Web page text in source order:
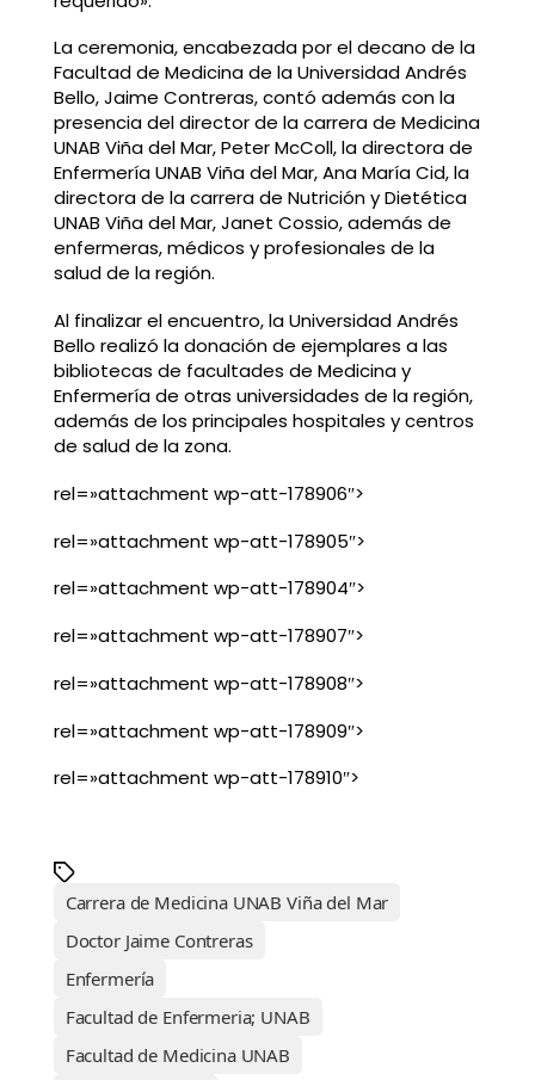
La ceremonia, encabezada por el decano de la
Facultad de Medicina de la Universidad Andrés
Bello, Jaime Contreras, contó además con la
presencia del director de la carrera de Medicina
UNAB Viña del Mar, Peter McColl, la directora de
Enfermería UNAB Viña del Mar, Ana María Cid, la
directora de la carrera de Nutrición y Dietética
UNAB Viña del Mar, Janet Cossio, además de
enfermeras, médicos y profesionales de la
salud de la región.
Al finalizar el encuentro, la Universidad Andrés
Bello realizó la donación de ejemplares a las
bibliotecas de facultades de Medicina y
Enfermería de otras universidades de la región,
además de los principales hospitales y centros
de salud de la zona.
rel=»attachment wp-att-178906″>
rel=»attachment wp-att-178905″>
rel=»attachment wp-att-178904″>
rel=»attachment wp-att-178907″>
rel=»attachment wp-att-178908″>
rel=»attachment wp-att-178909″>
rel=»attachment wp-att-178910″>
Carrera de Medicina UNAB Viña del Mar
Doctor Jaime Contreras
Enfermería
Facultad de Enfermeria; UNAB
Facultad de Medicina UNAB